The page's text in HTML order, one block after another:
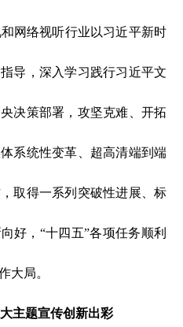
网络视听行业以习近平新时
导，深入学习践行习近平文
决策部署，攻坚克难、开拓
系统性变革、超高清端到端
取得一系列突破性进展、标
好，“十四五”各项任务顺利
大局。
主题宣传创新出彩